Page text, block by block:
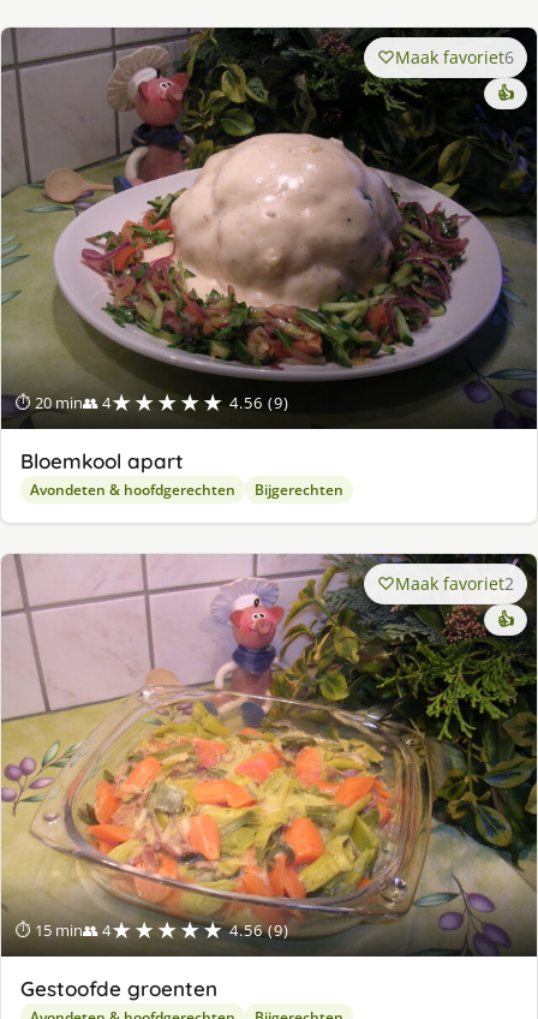
⏱ 20 min👥 4★★★★★ 4.56 (9)
Maak favoriet6
👍
Bloemkool apart
Avondeten & hoofdgerechten Bijgerechten
⏱ 15 min👥 4★★★★★ 4.56 (9)
Maak favoriet2
👍
Gestoofde groenten